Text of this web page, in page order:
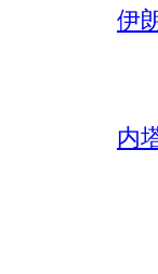
伊
内